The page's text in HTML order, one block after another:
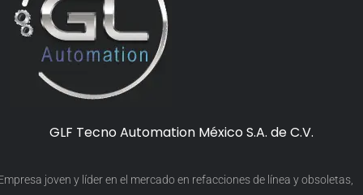
GLF Tecno Automation México S.A. de C.V.
joven y líder en el mercado en refacciones de línea y obsoletas,